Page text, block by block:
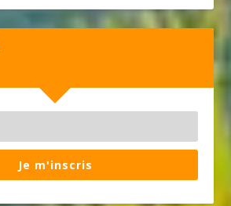
Je m'inscris